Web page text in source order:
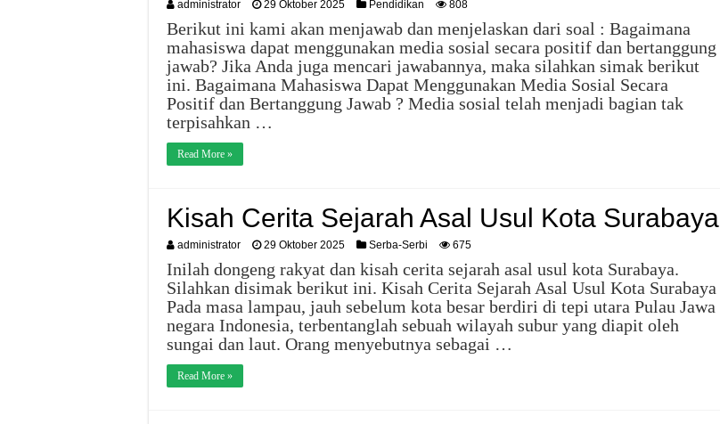
administrator 29 Oktober 2025 Pendidikan 808
Berikut ini kami akan menjawab dan menjelaskan dari soal : Bagaimana
mahasiswa dapat menggunakan media sosial secara positif dan bertanggung
jawab? Jika Anda juga mencari jawabannya, maka silahkan simak berikut
ini. Bagaimana Mahasiswa Dapat Menggunakan Media Sosial Secara
Positif dan Bertanggung Jawab ? Media sosial telah menjadi bagian tak
terpisahkan …
Read More »
Kisah Cerita Sejarah Asal Usul Kota Surabaya
administrator 29 Oktober 2025 Serba-Serbi 675
Inilah dongeng rakyat dan kisah cerita sejarah asal usul kota Surabaya.
Silahkan disimak berikut ini. Kisah Cerita Sejarah Asal Usul Kota Surabaya
Pada masa lampau, jauh sebelum kota besar berdiri di tepi utara Pulau Jawa
negara Indonesia, terbentanglah sebuah wilayah subur yang diapit oleh
sungai dan laut. Orang menyebutnya sebagai …
Read More »